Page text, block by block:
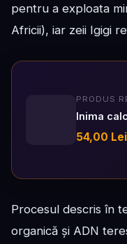
pentru a exploata
Africii), iar zeii Igigi
PRODUS
Inima
54,00 Lei
Procesul descris în
organică și ADN